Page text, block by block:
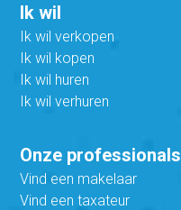
Ik wil
Ik wil verkopen
Ik wil kopen
Ik wil huren
Ik wil verhuren
Onze professionals
Vind een makelaar
Vind een taxateur